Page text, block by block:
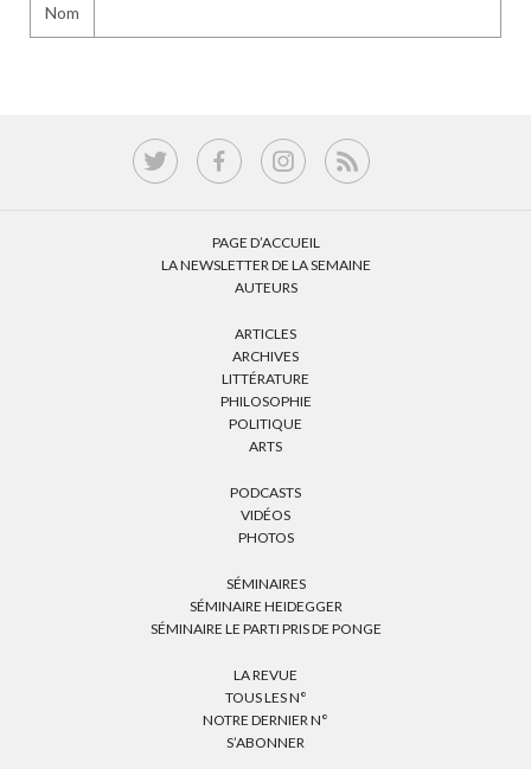
Nom
PAGE D’ACCUEIL
LA NEWSLETTER DE LA SEMAINE
AUTEURS
ARTICLES
ARCHIVES
LITTÉRATURE
PHILOSOPHIE
POLITIQUE
ARTS
PODCASTS
VIDÉOS
PHOTOS
SÉMINAIRES
SÉMINAIRE HEIDEGGER
SÉMINAIRE LE PARTI PRIS DE PONGE
LA REVUE
TOUS LES N°
NOTRE DERNIER N°
S’ABONNER